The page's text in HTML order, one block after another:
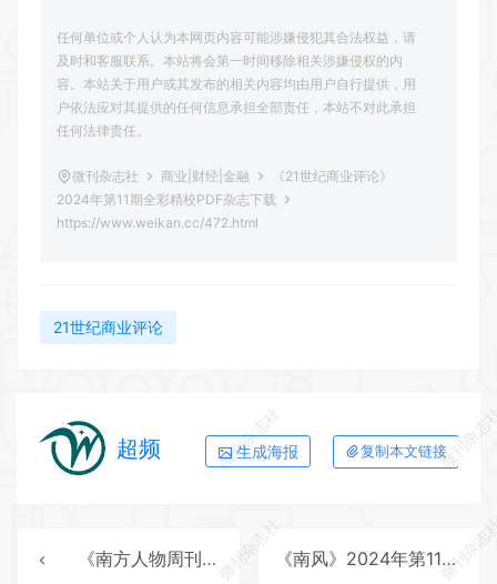
任何单位或个人认为本网页内容可能涉嫌侵犯其合法权益，请
及时和客服联系。本站将会第一时间移除相关涉嫌侵权的内
容。本站关于用户或其发布的相关内容均由用户自行提供，用
户依法应对其提供的任何信息承担全部责任，本站不对此承担
任何法律责任。
微刊杂志社 商业|财经|金融
《21世纪商业评论》
2024年第11期全彩精校PDF杂志下载
https://www.weikan.cc/472.html
21世纪商业评论
超频 生成海报 复制本文链接
《南方人物周刊》2024年第36期全彩精校PDF杂志下载 《南风》2024年第11期全彩精校PDF杂志下载
微刊杂志社
微刊杂
微刊杂志社
微刊杂